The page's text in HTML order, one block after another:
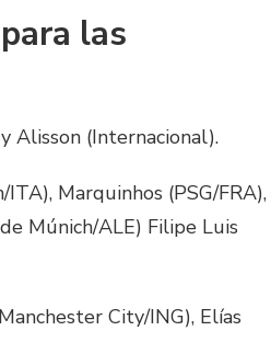
las
Alisson (Internacional).
Marquinhos (PSG/FRA),
Múnich/ALE) Filipe Luis
City/ING), Elías